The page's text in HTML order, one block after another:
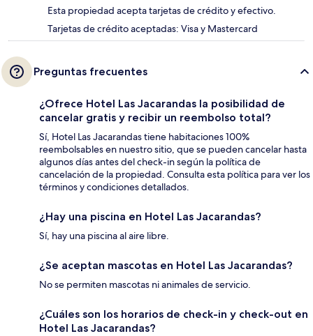
Esta propiedad acepta tarjetas de crédito y efectivo.
Tarjetas de crédito aceptadas: Visa y Mastercard
Preguntas frecuentes
¿Ofrece Hotel Las Jacarandas la posibilidad de
cancelar gratis y recibir un reembolso total?
Sí, Hotel Las Jacarandas tiene habitaciones 100%
reembolsables en nuestro sitio, que se pueden cancelar hasta
algunos días antes del check-in según la política de
cancelación de la propiedad. Consulta esta política para ver los
términos y condiciones detallados.
¿Hay una piscina en Hotel Las Jacarandas?
Sí, hay una piscina al aire libre.
¿Se aceptan mascotas en Hotel Las Jacarandas?
No se permiten mascotas ni animales de servicio.
¿Cuáles son los horarios de check-in y check-out en
Hotel Las Jacarandas?